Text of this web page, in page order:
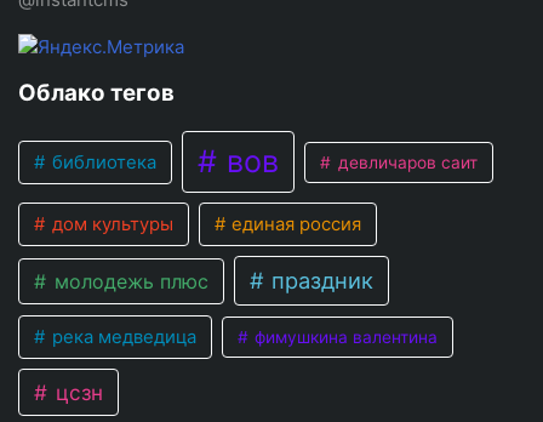
Облако тегов
библиотека вов девличаров саит
дом культуры единая россия
молодежь плюс праздник
река медведица фимушкина валентина
цсзн